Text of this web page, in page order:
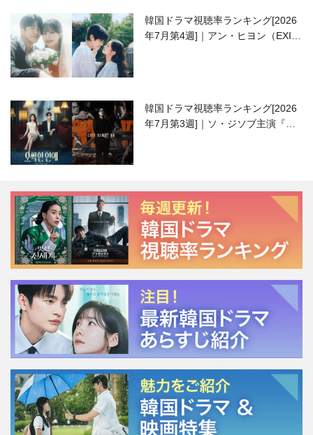
韓国ドラマ視聴率ランキング[2026
年7月第4週]｜アン・ヒヨン（EXID
韓国ドラマ視聴率ランキング[2026
年7月第3週]｜ソ・ジソブ主演『エ